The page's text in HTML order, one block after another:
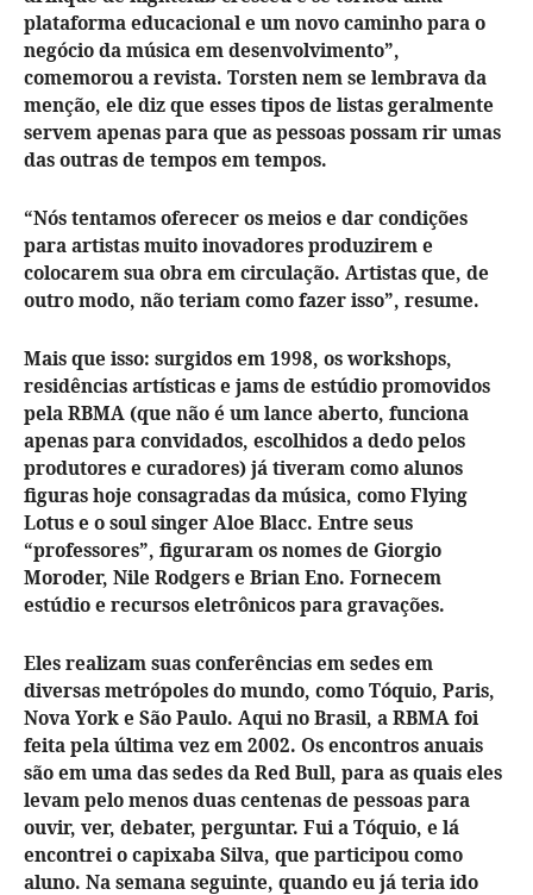
plataforma educacional e um novo caminho para o
negócio da música em desenvolvimento”,
comemorou a revista. Torsten nem se lembrava da
menção, ele diz que esses tipos de listas geralmente
servem apenas para que as pessoas possam rir umas
das outras de tempos em tempos.
“Nós tentamos oferecer os meios e dar condições
para artistas muito inovadores produzirem e
colocarem sua obra em circulação. Artistas que, de
outro modo, não teriam como fazer isso”, resume.
Mais que isso: surgidos em 1998, os workshops,
residências artísticas e jams de estúdio promovidos
pela RBMA (que não é um lance aberto, funciona
apenas para convidados, escolhidos a dedo pelos
produtores e curadores) já tiveram como alunos
figuras hoje consagradas da música, como Flying
Lotus e o soul singer Aloe Blacc. Entre seus
“professores”, figuraram os nomes de Giorgio
Moroder, Nile Rodgers e Brian Eno. Fornecem
estúdio e recursos eletrônicos para gravações.
Eles realizam suas conferências em sedes em
diversas metrópoles do mundo, como Tóquio, Paris,
Nova York e São Paulo. Aqui no Brasil, a RBMA foi
feita pela última vez em 2002. Os encontros anuais
são em uma das sedes da Red Bull, para as quais eles
levam pelo menos duas centenas de pessoas para
ouvir, ver, debater, perguntar. Fui a Tóquio, e lá
encontrei o capixaba Silva, que participou como
aluno. Na semana seguinte, quando eu já teria ido